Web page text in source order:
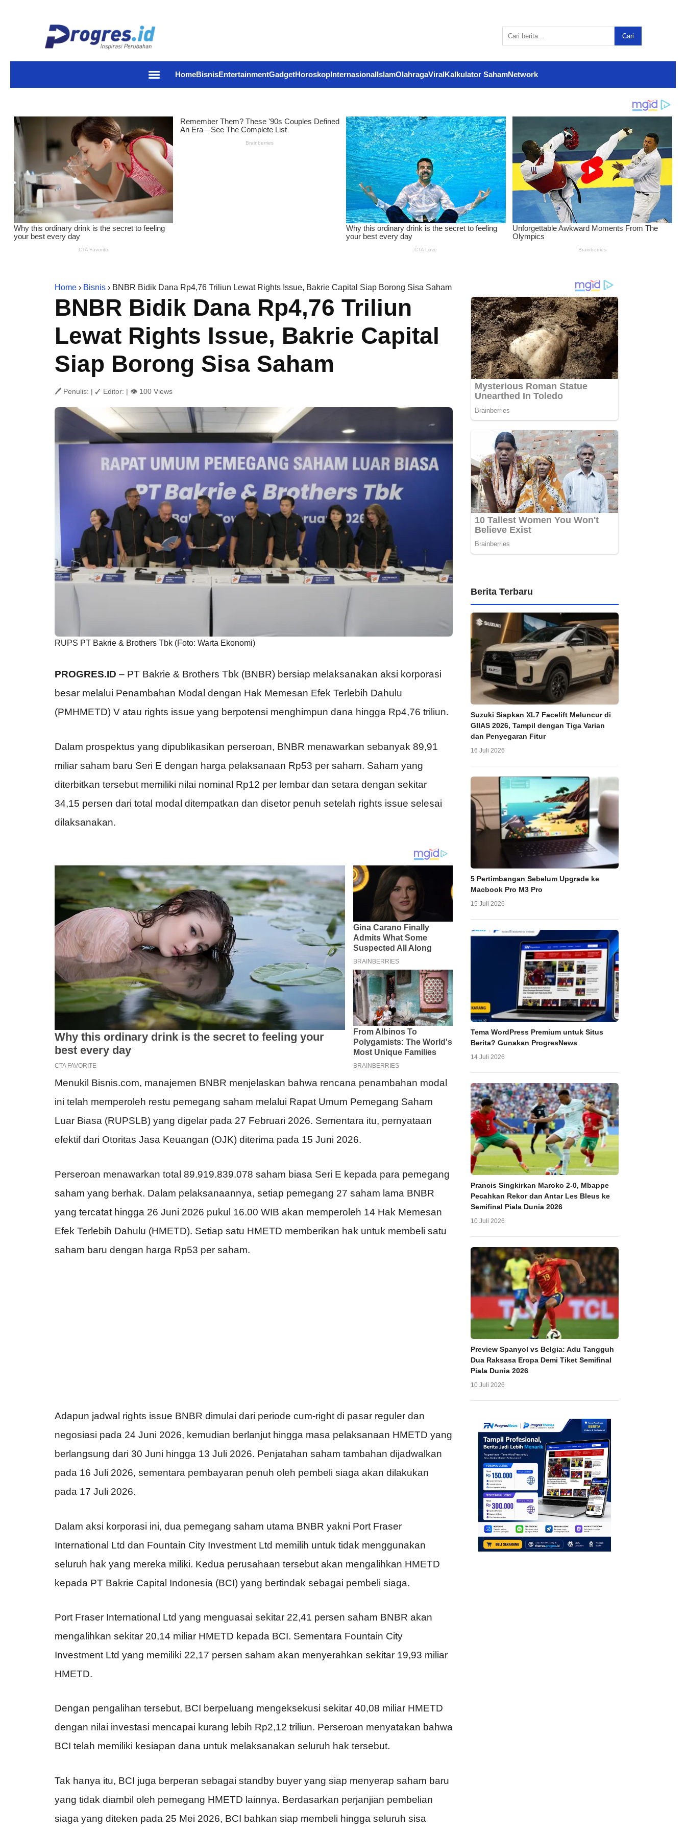
Cari
HomeBisnisEntertainmentGadgetHoroskopInternasionalIslamOlahragaViralKalkulator SahamNetwork
Home › Bisnis › BNBR Bidik Dana Rp4,76 Triliun Lewat Rights Issue, Bakrie Capital Siap Borong Sisa Saham
BNBR Bidik Dana Rp4,76 Triliun
Lewat Rights Issue, Bakrie Capital
Siap Borong Sisa Saham
🖊 Penulis: | ✓ Editor: | 👁 100 Views
RUPS PT Bakrie & Brothers Tbk (Foto: Warta Ekonomi)
PROGRES.ID – PT Bakrie & Brothers Tbk (BNBR) bersiap melaksanakan aksi korporasi
besar melalui Penambahan Modal dengan Hak Memesan Efek Terlebih Dahulu
(PMHMETD) V atau rights issue yang berpotensi menghimpun dana hingga Rp4,76 triliun.
Dalam prospektus yang dipublikasikan perseroan, BNBR menawarkan sebanyak 89,91
miliar saham baru Seri E dengan harga pelaksanaan Rp53 per saham. Saham yang
diterbitkan tersebut memiliki nilai nominal Rp12 per lembar dan setara dengan sekitar
34,15 persen dari total modal ditempatkan dan disetor penuh setelah rights issue selesai
dilaksanakan.
Menukil Bisnis.com, manajemen BNBR menjelaskan bahwa rencana penambahan modal
ini telah memperoleh restu pemegang saham melalui Rapat Umum Pemegang Saham
Luar Biasa (RUPSLB) yang digelar pada 27 Februari 2026. Sementara itu, pernyataan
efektif dari Otoritas Jasa Keuangan (OJK) diterima pada 15 Juni 2026.
Perseroan menawarkan total 89.919.839.078 saham biasa Seri E kepada para pemegang
saham yang berhak. Dalam pelaksanaannya, setiap pemegang 27 saham lama BNBR
yang tercatat hingga 26 Juni 2026 pukul 16.00 WIB akan memperoleh 14 Hak Memesan
Efek Terlebih Dahulu (HMETD). Setiap satu HMETD memberikan hak untuk membeli satu
saham baru dengan harga Rp53 per saham.
Adapun jadwal rights issue BNBR dimulai dari periode cum-right di pasar reguler dan
negosiasi pada 24 Juni 2026, kemudian berlanjut hingga masa pelaksanaan HMETD yang
berlangsung dari 30 Juni hingga 13 Juli 2026. Penjatahan saham tambahan dijadwalkan
pada 16 Juli 2026, sementara pembayaran penuh oleh pembeli siaga akan dilakukan
pada 17 Juli 2026.
Dalam aksi korporasi ini, dua pemegang saham utama BNBR yakni Port Fraser
International Ltd dan Fountain City Investment Ltd memilih untuk tidak menggunakan
seluruh hak yang mereka miliki. Kedua perusahaan tersebut akan mengalihkan HMETD
kepada PT Bakrie Capital Indonesia (BCI) yang bertindak sebagai pembeli siaga.
Port Fraser International Ltd yang menguasai sekitar 22,41 persen saham BNBR akan
mengalihkan sekitar 20,14 miliar HMETD kepada BCI. Sementara Fountain City
Investment Ltd yang memiliki 22,17 persen saham akan menyerahkan sekitar 19,93 miliar
HMETD.
Dengan pengalihan tersebut, BCI berpeluang mengeksekusi sekitar 40,08 miliar HMETD
dengan nilai investasi mencapai kurang lebih Rp2,12 triliun. Perseroan menyatakan bahwa
BCI telah memiliki kesiapan dana untuk melaksanakan seluruh hak tersebut.
Tak hanya itu, BCI juga berperan sebagai standby buyer yang siap menyerap saham baru
yang tidak diambil oleh pemegang HMETD lainnya. Berdasarkan perjanjian pembelian
siaga yang diteken pada 25 Mei 2026, BCI bahkan siap membeli hingga seluruh sisa
Berita Terbaru
Suzuki Siapkan XL7 Facelift Meluncur di
GIIAS 2026, Tampil dengan Tiga Varian
dan Penyegaran Fitur
16 Juli 2026
5 Pertimbangan Sebelum Upgrade ke
Macbook Pro M3 Pro
15 Juli 2026
Tema WordPress Premium untuk Situs
Berita? Gunakan ProgresNews
14 Juli 2026
Prancis Singkirkan Maroko 2-0, Mbappe
Pecahkan Rekor dan Antar Les Bleus ke
Semifinal Piala Dunia 2026
10 Juli 2026
Preview Spanyol vs Belgia: Adu Tangguh
Dua Raksasa Eropa Demi Tiket Semifinal
Piala Dunia 2026
10 Juli 2026